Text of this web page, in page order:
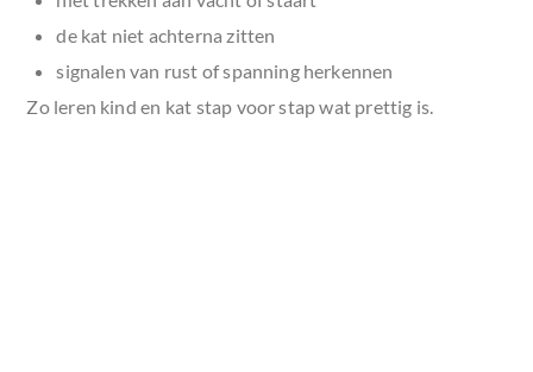
de kat niet achterna zitten
signalen van rust of spanning herkennen
Zo leren kind en kat stap voor stap wat prettig is.